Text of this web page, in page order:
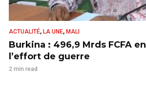
ACTUALITÉ, LA UNE, MALI
Burkina : 496,9 Mrds FCFA
l’effort de guerre
2 min read